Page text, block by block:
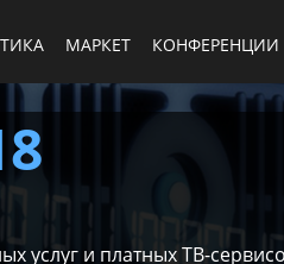
МАРКЕТ КОНФЕРЕНЦИИ
и платных ТВ-